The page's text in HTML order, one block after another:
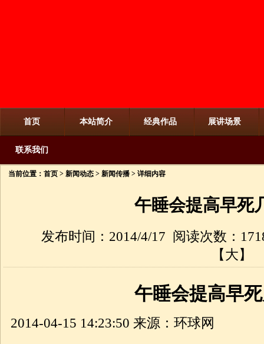
首页 本站简介 经典作品 展讲场景
联系我们
当前位置： 首页 > 新闻动态 > 新闻传播 > 详细内容
午睡会提高早死
发布时间：2014/4/17 阅读次数：
【 大 】
午睡会提高早
2014-04-15 14:23:50 来源：环球网